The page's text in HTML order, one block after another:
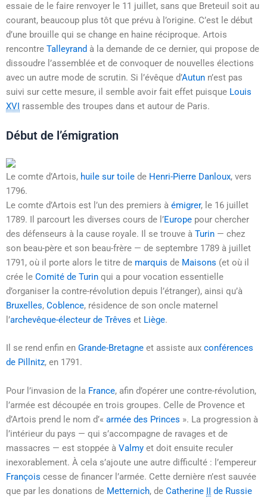
essaie de le faire renvoyer le 11 juillet, sans que Breteuil soit au
courant, beaucoup plus tôt que prévu à l’origine. C’est le début
d’une brouille qui se change en haine réciproque. Artois
rencontre Talleyrand à la demande de ce dernier, qui propose de
dissoudre l’assemblée et de convoquer de nouvelles élections
avec un autre mode de scrutin. Si l’évêque d’Autun n’est pas
suivi sur cette mesure, il semble avoir fait effet puisque Louis
XVI rassemble des troupes dans et autour de Paris.
Début de l’émigration
Le comte d’Artois, huile sur toile de Henri-Pierre Danloux, vers
1796.
Le comte d’Artois est l’un des premiers à émigrer, le 16 juillet
1789. Il parcourt les diverses cours de l’Europe pour chercher
des défenseurs à la cause royale. Il se trouve à Turin — chez
son beau-père et son beau-frère — de septembre 1789 à juillet
1791, où il porte alors le titre de marquis de Maisons (et où il
crée le Comité de Turin qui a pour vocation essentielle
d’organiser la contre-révolution depuis l’étranger), ainsi qu’à
Bruxelles, Coblence, résidence de son oncle maternel
l’archevêque-électeur de Trêves et Liège.
Il se rend enfin en Grande-Bretagne et assiste aux conférences
de Pillnitz, en 1791.
Pour l’invasion de la France, afin d’opérer une contre-révolution,
l’armée est découpée en trois groupes. Celle de Provence et
d’Artois prend le nom d’« armée des Princes ». La progression à
l’intérieur du pays — qui s’accompagne de ravages et de
massacres — est stoppée à Valmy et doit ensuite reculer
inexorablement. À cela s’ajoute une autre difficulté : l’empereur
François cesse de financer l’armée. Cette dernière n’est sauvée
que par les donations de Metternich, de Catherine II de Russie